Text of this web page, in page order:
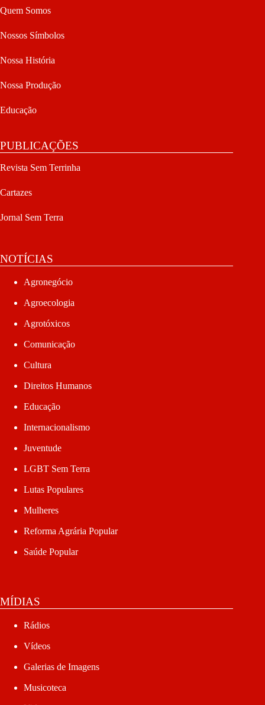
Quem Somos
Nossos Símbolos
Nossa História
Nossa Produção
Educação
PUBLICAÇÕES
Revista Sem Terrinha
Cartazes
Jornal Sem Terra
NOTÍCIAS
Agronegócio
Agroecologia
Agrotóxicos
Comunicação
Cultura
Direitos Humanos
Educação
Internacionalismo
Juventude
LGBT Sem Terra
Lutas Populares
Mulheres
Reforma Agrária Popular
Saúde Popular
MÍDIAS
Rádios
Vídeos
Galerias de Imagens
Musicoteca